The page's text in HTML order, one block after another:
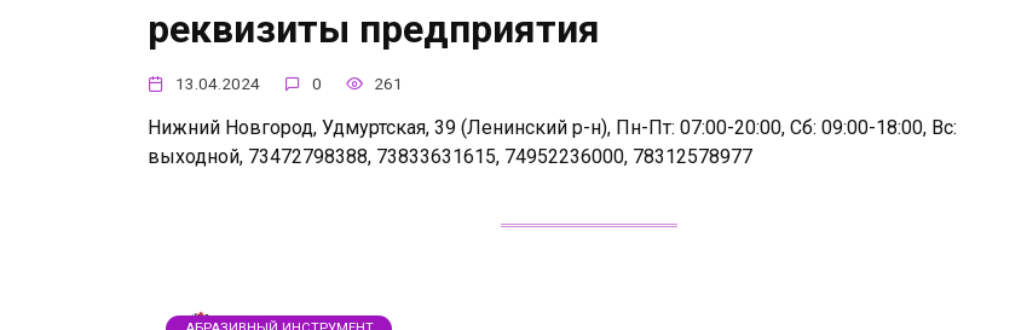
реквизиты предприятия
13.04.2024 0 261
Нижний Новгород, Удмуртская, 39 (Ленинский р-н), Пн-Пт: 07:00-20:00, Сб: 09:00-18:00, Вс:
выходной, 73472798388, 73833631615, 74952236000, 78312578977